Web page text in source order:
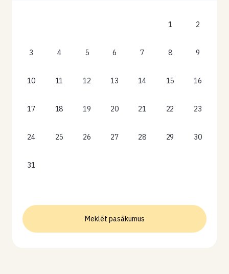
1 2
3 4 5 6 7 8 9
10 11 12 13 14 15 16
17 18 19 20 21 22 23
24 25 26 27 28 29 30
31
Meklēt pasākumus